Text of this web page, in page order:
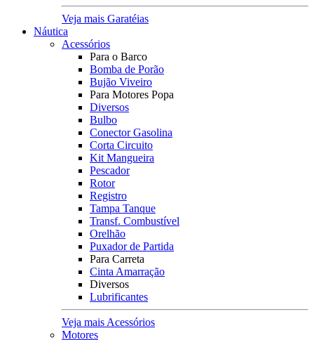
Veja mais Garatéias
Náutica
Acessórios
Para o Barco
Bomba de Porão
Bujão Viveiro
Para Motores Popa
Diversos
Bulbo
Conector Gasolina
Corta Circuito
Kit Mangueira
Pescador
Rotor
Registro
Tampa Tanque
Transf. Combustível
Orelhão
Puxador de Partida
Para Carreta
Cinta Amarração
Diversos
Lubrificantes
Veja mais Acessórios
Motores